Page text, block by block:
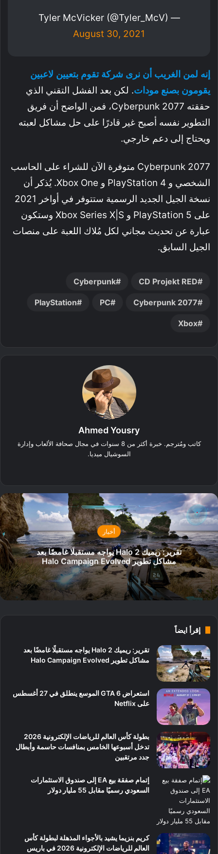
— Tyler McVicker (@Tyler_McV)
August 30, 2021
إنه لمن الغريب أن نرى شركة تقوم بتعيين لاعبين
يقومون بصنع مودات. لكن بعد الفشل التقني الذي
حققته Cyberpunk 2077، فمن الواضح أن فريق
التطوير نفسه أصبح غير قادرًا على حل مشاكل لعبته
ويحتاج إلى دعم خارجي.
Cyberpunk 2077 متوفرة الآن للشراء على الحاسب
الشخصي و PlayStation 4 و Xbox One. يُذكر أن
نسخة الجيل الجديد الرسمية ستتوفر في أواخر 2021
على PlayStation 5 و Xbox Series X|S وستكون
عبارة عن تحديث مجاني لكل مُلاك اللعبة على منصات
الجيل السابق.
CD Projekt RED
Cyberpunk
Cyberpunk 2077
PC
PlayStation
Xbox
Ahmed Yousry
كاتب ومُترجم. خبرة أكثر من 8 سنوات في مجال صحافة الألعاب وإدارة
السوشيال ميديا.
أخبار
تقرير: ريميك Halo 2 يواجه مستقبلًا غامضًا بعد
مشاكل تطوير Halo Campaign Evolved
إقرأ ايضاً
تقرير: ريميك Halo 2 يواجه مستقبلًا غامضًا بعد
مشاكل تطوير Halo Campaign Evolved
استعراض GTA 6 الموسع ينطلق في 27 أغسطس
على Netflix
بطولة كأس العالم للرياضات الإلكترونية 2026
تدخل أسبوعها الخامس بمنافسات حاسمة وأبطال
جدد مرتقبين
إتمام صفقة بيع EA إلى صندوق الاستثمارات
السعودي رسميًا مقابل 55 مليار دولار
كريم بنزيما يشيد بالأجواء المذهلة لبطولة كأس
العالم للرياضات الإلكترونية 2026 في باريس